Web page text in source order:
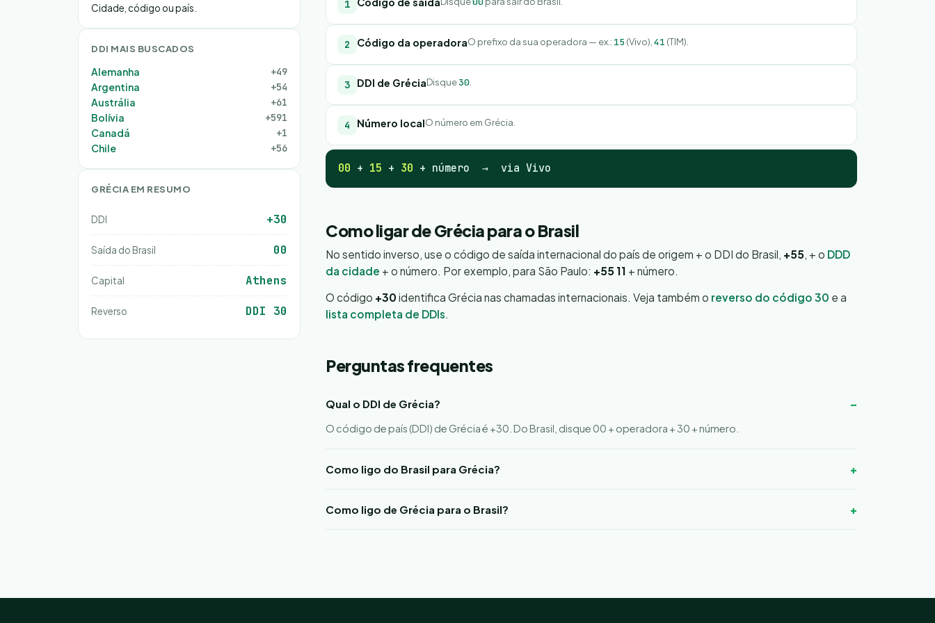
Cidade, código ou país.
DDI MAIS BUSCADOS
Alemanha
+49
Argentina
+54
Austrália
+61
Bolívia
+591
Canadá
+1
Chile
+56
GRÉCIA EM RESUMO
DDI +30
Saída do Brasil 00
Capital Athens
Reverso DDI 30
Código da operadoraO prefixo da sua operadora — ex.: 15 (Vivo), 41 (TIM).
DDI de GréciaDisque30
Número localO número em Grécia.
00 + 15 + 30 + número → via Vivo
Como ligar de Grécia para o Brasil
No sentido inverso, use o código de saída internacional do país de origem + o DDI do Brasil, +55, + o DDD
da cidade + o número. Por exemplo, para São Paulo: +55 11 + número.
O código +30 identifica Grécia nas chamadas internacionais. Veja também o reverso do código 30 e a
lista completa de DDIs.
Perguntas frequentes
Qual o DDI de Grécia?
O código de país (DDI) de Grécia é +30. Do Brasil, disque 00 + operadora + 30 + número.
Como ligo do Brasil para Grécia?
Como ligo de Grécia para o Brasil?